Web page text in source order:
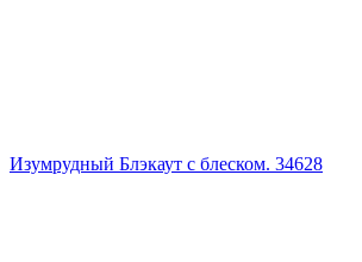
Изумрудный Блэкаут с блеском. 34628